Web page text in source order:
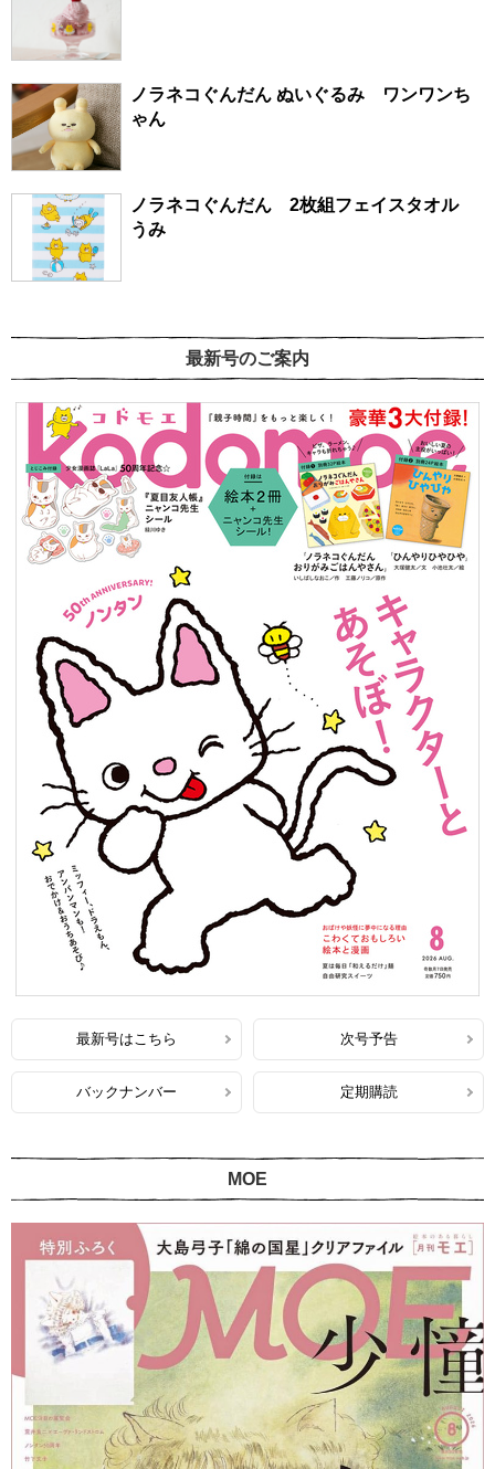
ノラネコぐんだん ぬいぐるみ ワンワンち
ゃん
ノラネコぐんだん 2枚組フェイスタオル
うみ
最新号のご案内
最新号はこちら 次号予告
バックナンバー 定期購読
MOE